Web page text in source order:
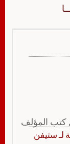
المؤلف
لـ ستيفن